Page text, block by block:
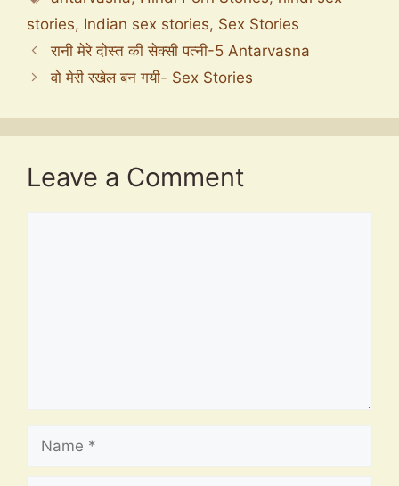
stories, Indian sex stories, Sex Stories
रानी मेरे दोस्त की सेक्सी पत्नी-5 Antarvasna
वो मेरी रखेल बन गयी- Sex Stories
Leave a Comment